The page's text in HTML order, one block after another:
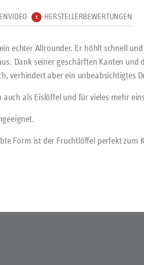
VIDEO 1 HERSTELLERBEWERTUNGEN
echter Allrounder. Er höhlt schnell
Dank seiner geschärften Kanten
verhindert aber ein unbeabsichtigtes
als Eislöffel und für vieles mehr
Form ist der Fruchtlöffel perfekt zum